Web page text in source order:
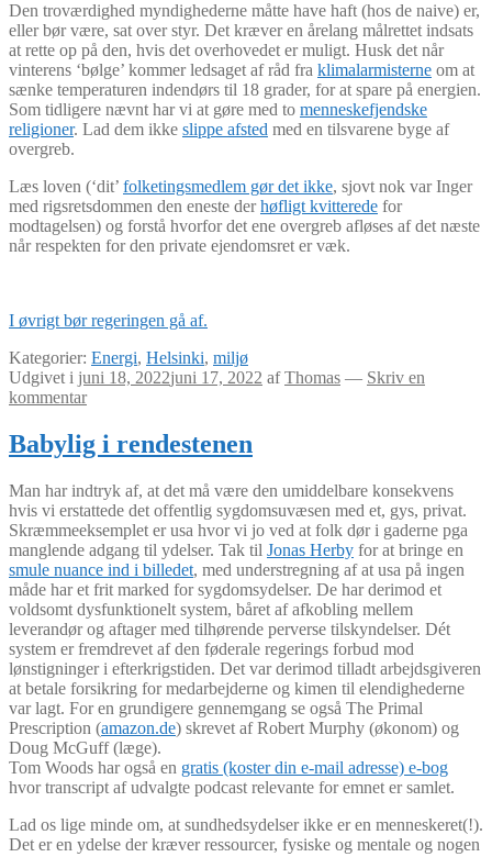
Den troværdighed myndighederne måtte have haft (hos de naive) er,
eller bør være, sat over styr. Det kræver en årelang målrettet indsats
at rette op på den, hvis det overhovedet er muligt. Husk det når
vinterens ‘bølge’ kommer ledsaget af råd fra klimalarmisterne om at
sænke temperaturen indendørs til 18 grader, for at spare på energien.
Som tidligere nævnt har vi at gøre med to menneskefjendske
religioner. Lad dem ikke slippe afsted med en tilsvarene byge af
overgreb.
Læs loven (‘dit’ folketingsmedlem gør det ikke, sjovt nok var Inger
med rigsretsdommen den eneste derhøfligt kvitterede for
modtagelsen) og forstå hvorfor det ene overgreb afløses af det næste
når respekten for den private ejendomsret er væk.
I øvrigt bør regeringen gå af.
Kategorier: Energi, Helsinki, miljø
Udgivet i juni 18, 2022juni 17, 2022 afThomas — Skriv en
kommentar
Babylig i rendestenen
Man har indtryk af, at det må være den umiddelbare konsekvens
hvis vi erstattede det offentlig sygdomsuvæsen med et, gys, privat.
Skræmmeeksemplet er usa hvor vi jo ved at folk dør i gaderne pga
manglende adgang til ydelser. Tak til Jonas Herby for at bringe en
smule nuance ind i billedet, med understregning af at usa på ingen
måde har et frit marked for sygdomsydelser. De har derimod et
voldsomt dysfunktionelt system, båret af afkobling mellem
leverandør og aftager med tilhørende perverse tilskyndelser. Dét
system er fremdrevet af den føderale regerings forbud mod
lønstigninger i efterkrigstiden. Det var derimod tilladt arbejdsgiveren
at betale forsikring for medarbejderne og kimen til elendighederne
var lagt. For en grundigere gennemgang se også The Primal
Prescription (amazon.de) skrevet af Robert Murphy (økonom) og
Doug McGuff (læge).
Tom Woods har også en gratis (koster din e-mail adresse) e-bog
hvor transcript af udvalgte podcast relevante for emnet er samlet.
Lad os lige minde om, at sundhedsydelser ikke er en menneskeret(!).
Det er en ydelse der kræver ressourcer, fysiske og mentale og nogen